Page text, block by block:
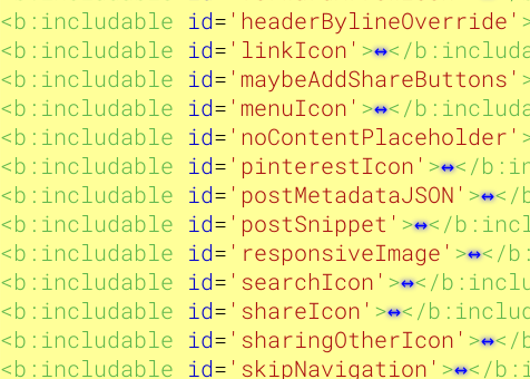
s
a
s
a
<b:includable id= 'headerBylineOverride'
<b:includable id= 'linkIcon' > </
<b:includable id= 'maybeAddShareButtons'
<b:includable id= 'menuIcon' > </
<b:includable id= 'noContentPlaceholder'
<b:includable id= 'pinterestIcon' > </
<b:includable id= 'postMetadataJSON' > </
<b:includable id= 'postSnippet' > </
<b:includable id= 'responsiveImage' > </
<b:includable id= 'searchIcon' > </
<b:includable id= 'shareIcon' > </
<b:includable id= 'sharingOtherIcon' > </
<b:includable id= 'skipNavigation' > </